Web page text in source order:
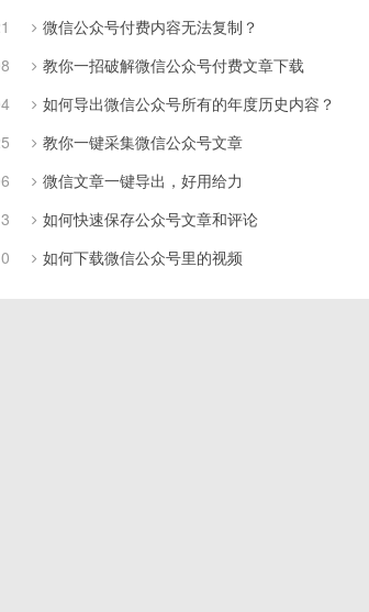
微信公众号付费内容无法复制？
教你一招破解微信公众号付费文章下载
如何导出微信公众号所有的年度历史内容？
教你一键采集微信公众号文章
微信文章一键导出，好用给力
如何快速保存公众号文章和评论
如何下载微信公众号里的视频